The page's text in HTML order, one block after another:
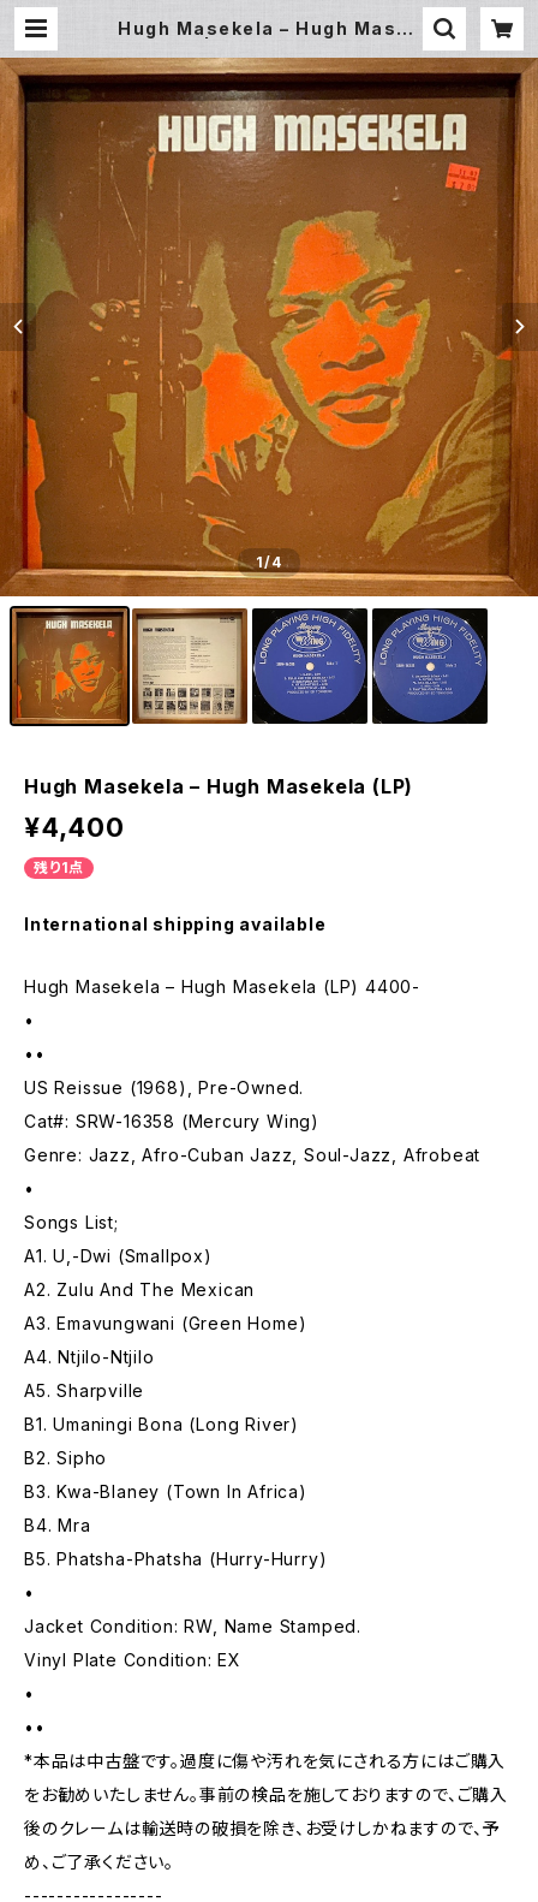
Hugh Masekela – Hugh Masek
y Record Store
1/4
Hugh Masekela – Hugh Masekela (LP)
¥4,400
残り1点
International shipping available
Hugh Masekela – Hugh Masekela (LP) 4400-
•
••
US Reissue (1968), Pre-Owned.
Cat#: SRW-16358 (Mercury Wing)
Genre: Jazz, Afro-Cuban Jazz, Soul-Jazz, Afrobeat
•
Songs List;
A1. U,-Dwi (Smallpox)
A2. Zulu And The Mexican
A3. Emavungwani (Green Home)
A4. Ntjilo-Ntjilo
A5. Sharpville
B1. Umaningi Bona (Long River)
B2. Sipho
B3. Kwa-Blaney (Town In Africa)
B4. Mra
B5. Phatsha-Phatsha (Hurry-Hurry)
•
Jacket Condition: RW, Name Stamped.
Vinyl Plate Condition: EX
•
••
*本品は中古盤です。過度に傷や汚れを気にされる方にはご購入
をお勧めいたしません。事前の検品を施しておりますので、ご購入
後のクレームは輸送時の破損を除き、お受けしかねますので、予
め、ご了承ください。
-----------------